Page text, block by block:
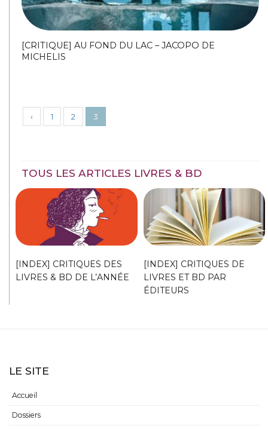
[CRITIQUE] AU FOND DU LAC – JACOPO DE
MICHELIS
‹ 1 2 3
TOUS LES ARTICLES LIVRES & BD
[INDEX] CRITIQUES DES
LIVRES & BD DE L’ANNÉE
[INDEX] CRITIQUES DE
LIVRES ET BD PAR
ÉDITEURS
LE SITE
Accueil
Dossiers